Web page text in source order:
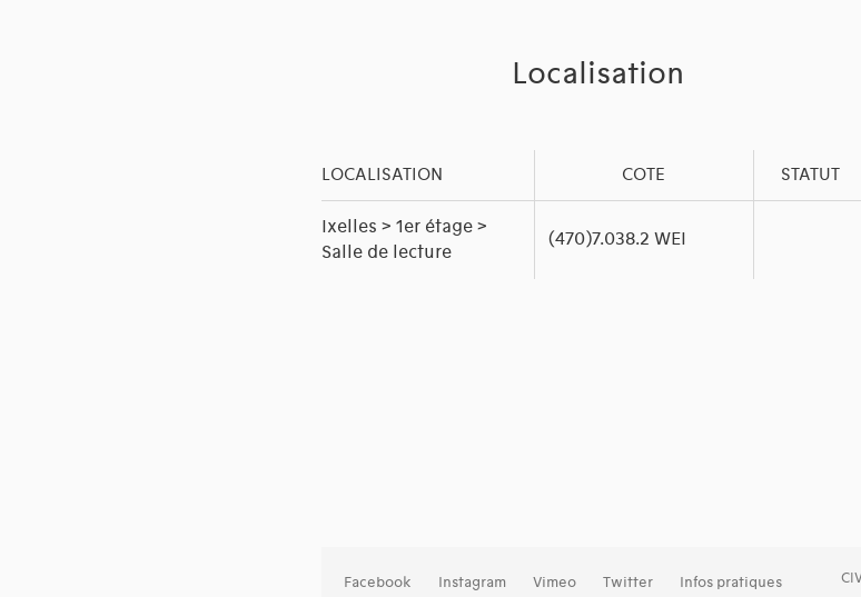
Localisation
LOCALISATION COTE STATUT
Ixelles > 1er étage >
Salle de lecture
(470)7.038.2 WEI
Facebook Instagram Vimeo Twitter Infos pratiques